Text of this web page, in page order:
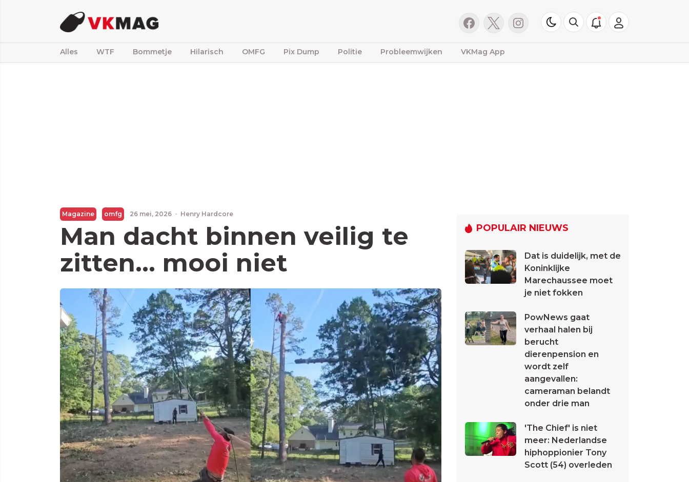
Alles WTF Bommetje Hilarisch OMFG Pix Dump Politie Probleemwijken VKMag App
Magazine omfg 26 mei, 2026 · Henry Hardcore
Man dacht binnen veilig te
zitten... mooi niet
POPULAIR NIEUWS
Dat is duidelijk, met de
Koninklijke
Marechaussee moet
je niet fokken
PowNews gaat
verhaal halen bij
berucht
dierenpension en
wordt zelf
aangevallen:
cameraman belandt
onder drie man
'The Chief' is niet
meer: Nederlandse
hiphoppionier Tony
Scott (54) overleden